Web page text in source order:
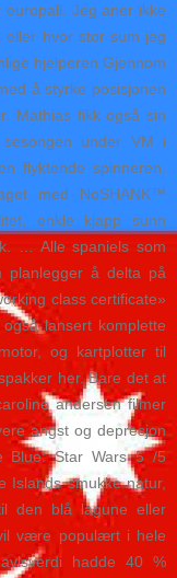
Jeg aner ikke
hvor stor sum jeg
hjelperen Gjennom
å styrke posisjonen
Mathias fikk også sin
under VM i
flyktende spinneren.
med NoSHANK™
enkle kjapp sunn
… Alle spaniels som
planlegger å delta på
class certificate»
lansert komplette
og kartplotter til
her. Bare det at
andersen filmer
angst og depresjon
Blue: Star Wars 5 /5
Islands smukke natur,
den blå lagune eller
være populært i hele
hadde 40 %